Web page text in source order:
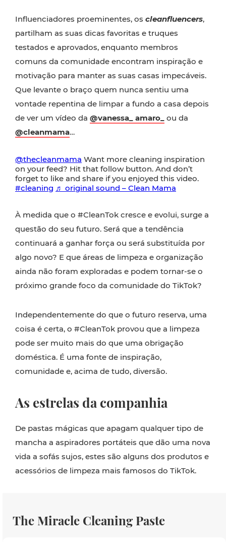
Influenciadores proeminentes, os cleanfluencers,
partilham as suas dicas favoritas e truques
testados e aprovados, enquanto membros
comuns da comunidade encontram inspiração e
motivação para manter as suas casas impecáveis.
Que levante o braço quem nunca sentiu uma
vontade repentina de limpar a fundo a casa depois
de ver um vídeo da @vanessa_ amaro_
ou da
@cleanmama…
@thecleanmama Want more cleaning inspiration
on your feed? Hit that follow button. And don’t
forget to like and share if you enjoyed this video.
#cleaning ♬ original sound – Clean Mama
À medida que o #CleanTok cresce e evolui, surge a
questão do seu futuro. Será que a tendência
continuará a ganhar força ou será substituída por
algo novo? E que áreas de limpeza e organização
ainda não foram exploradas e podem tornar-se o
próximo grande foco da comunidade do TikTok?
Independentemente do que o futuro reserva, uma
coisa é certa, o #CleanTok provou que a limpeza
pode ser muito mais do que uma obrigação
doméstica. É uma fonte de inspiração,
comunidade e, acima de tudo, diversão.
As estrelas da companhia
De pastas mágicas que apagam qualquer tipo de
mancha a aspiradores portáteis que dão uma nova
vida a sofás sujos, estes são alguns dos produtos e
acessórios de limpeza mais famosos do TikTok.
The Miracle Cleaning Paste